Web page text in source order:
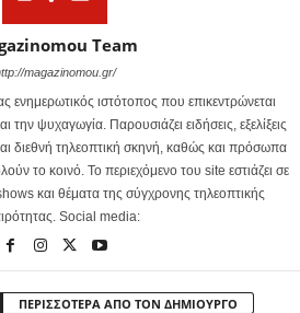
Team
magazinomou.gr/
ενημερωτικός ιστότοπος που επικεντρώνεται
ψυχαγωγία. Παρουσιάζει ειδήσεις, εξελίξεις
διεθνή τηλεοπτική σκηνή, καθώς και πρόσωπα
το κοινό. Το περιεχόμενο του site εστιάζει σε
και θέματα της σύγχρονης τηλεοπτικής
Social media:
ΠΕΡΙΣΣΟΤΕΡΑ ΑΠΟ ΤΟΝ ΔΗΜΙΟΥΡΓΟ